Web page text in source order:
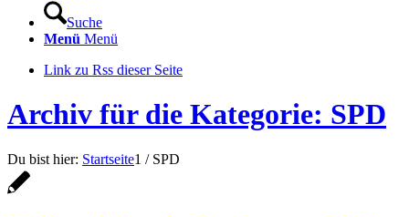
Suche
Menü Menü
Link zu Rss dieser Seite
Archiv für die Kategorie: SPD
Du bist hier: Startseite1 / SPD